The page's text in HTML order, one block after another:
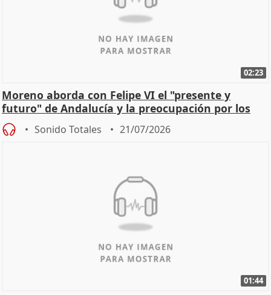
02:23
Moreno aborda con Felipe VI el "presente y
futuro" de Andalucía y la preocupación por los
incendios
Sonido Totales 21/07/2026
01:44